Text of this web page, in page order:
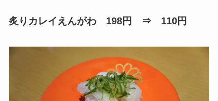
炙りカレイえんがわ 198円 ⇒ 110円